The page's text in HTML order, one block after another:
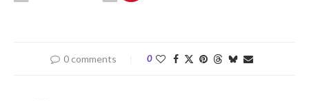
0 comments 0